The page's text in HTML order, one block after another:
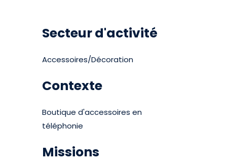
Secteur d'activité
Accessoires/Décoration
Contexte
Boutique d'accessoires en
téléphonie
Missions